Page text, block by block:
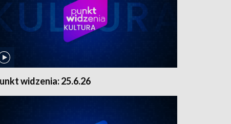
widzenia: 25.6.26